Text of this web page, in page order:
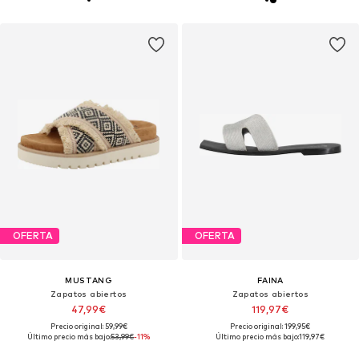
OFERTA
MUSTANG
Zapatos abiertos
47,99€
Precio original: 59,99€
Último precio más bajo:53,99€-11%
OFERTA
FAINA
Zapatos abiertos
119,97€
Precio original: 199,95€
Último precio más bajo:119,97€